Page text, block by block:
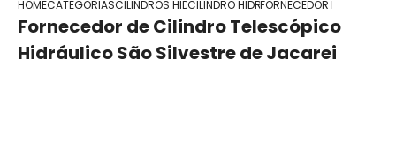
HOMECATEGORIASCILINDROS HIDRAULICOCILINDRO HIDRAULICO TELESCOPICO
FORNECEDOR DE
Fornecedor de Cilindro Telescópico
Hidráulico São Silvestre de Jacarei